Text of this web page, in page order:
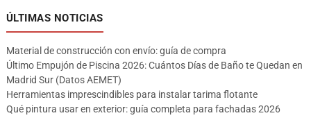
ÚLTIMAS NOTICIAS
Material de construcción con envío: guía de compra
Último Empujón de Piscina 2026: Cuántos Días de Baño te Quedan en
Madrid Sur (Datos AEMET)
Herramientas imprescindibles para instalar tarima flotante
Qué pintura usar en exterior: guía completa para fachadas 2026